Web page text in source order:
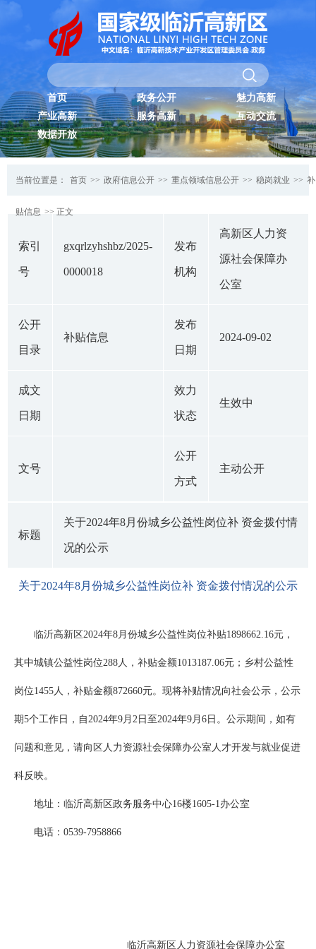
首页 政务公开
魅力高新
产业高新
服务高新
互动交流
数据开放
当前位置是： 首页 >> 政府信息公开 >> 重点领域信息公开 >> 稳岗就业 >> 补
贴信息 >> 正文
索引
号
gxqrlzyhshbz/2025-
0000018
发布
机构
高新区人力资
源社会保障办
公室
公开
目录
补贴信息
发布
日期
2024-09-02
成文
日期
效力
状态
生效中
文号
公开
方式
主动公开
标题
关于2024年8月份城乡公益性岗位补 资金拨付情
况的公示
关于2024年8月份城乡公益性岗位补 资金拨付情况的公示
临沂高新区2024年8月份城乡公益性岗位补贴1898662.16元，
其中城镇公益性岗位288人，补贴金额1013187.06元；乡村公益性
岗位1455人，补贴金额872660元。现将补贴情况向社会公示，公示
期5个工作日，自2024年9月2日至2024年9月6日。公示期间，如有
问题和意见，请向区人力资源社会保障办公室人才开发与就业促进
科反映。
地址：临沂高新区政务服务中心16楼1605-1办公室
电话：0539-7958866
临沂高新区人力资源社会保障办公室